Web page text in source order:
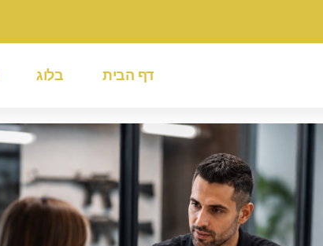
דף הבית בלוג